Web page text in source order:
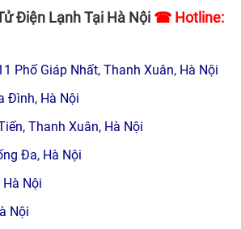
Điện Lạnh Tại Hà Nội ☎ Hotline:
Phố Giáp Nhất, Thanh Xuân, Hà Nội
Đình, Hà Nội
Thanh Xuân, Hà Nội
Đa, Hà Nội
Nội
Nội